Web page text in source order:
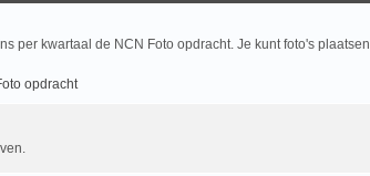
per kwartaal de NCN Foto opdracht. Je kunt foto's plaatsen
opdracht